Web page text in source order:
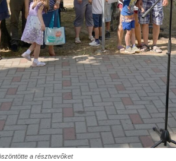
a résztvevőket